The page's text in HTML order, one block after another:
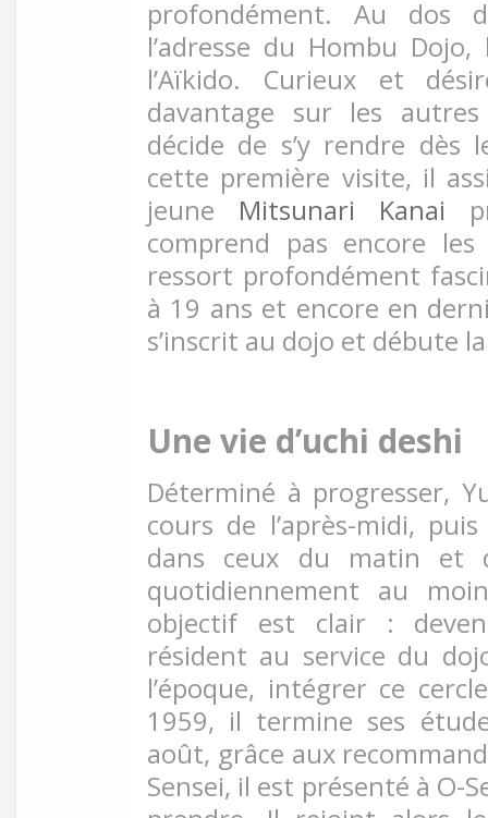
profondément. Au dos
l’adresse du Hombu
l’Aïkido. Curieux et
davantage sur les
décide de s’y rendre dès
cette première visite, il
jeune Mitsunari Kanai
comprend pas encore
ressort profondément
à 19 ans et encore en
s’inscrit au dojo et débute
Une vie d’uchi deshi
Déterminé à progresser,
cours de l’après-midi,
dans ceux du matin et
quotidiennement au
objectif est clair :
résident au service du
l’époque, intégrer ce
1959, il termine ses
août, grâce aux
Sensei, il est présenté à O-